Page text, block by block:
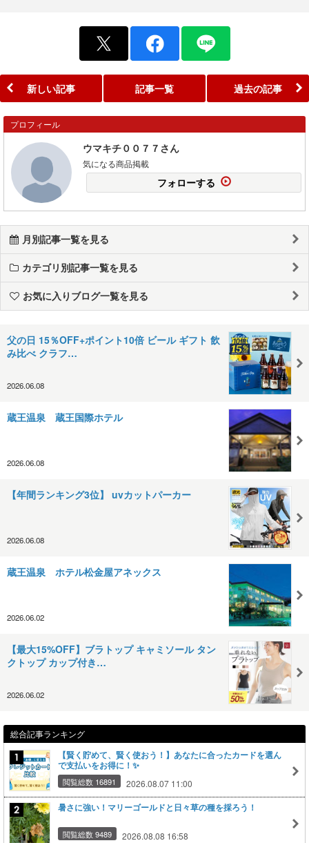
新しい記事 記事一覧 過去の記事
プロフィール
ウマキチ００７７さん
気になる商品掲載
フォローする
月別記事一覧を見る
カテゴリ別記事一覧を見る
お気に入りブログ一覧を見る
父の日 15％OFF+ポイント10倍 ビール ギフト 飲
み比べ クラフ…
2026.06.08
蔵王温泉 蔵王国際ホテル
2026.06.08
【年間ランキング3位】 uvカットパーカー
2026.06.08
蔵王温泉 ホテル松金屋アネックス
2026.06.02
【最大15%OFF】ブラトップ キャミソール タン
クトップ カップ付き…
2026.06.02
総合記事ランキング
【賢く貯めて、賢く使おう！】あなたに合ったカードを選ん
で支払いをお得に！✨
閲覧総数 16891 2026.08.07 11:00
暑さに強い！マリーゴールドと日々草の種を採ろう！
閲覧総数 9489 2026.08.08 16:58